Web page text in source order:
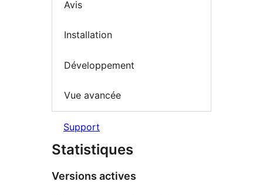
Avis
Installation
Développement
Vue avancée
Support
Statistiques
Versions actives